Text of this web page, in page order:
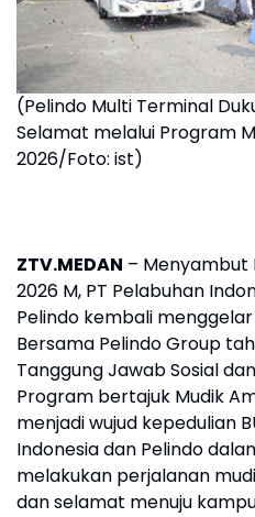
(Pelindo Multi Terminal
Selamat melalui Program
2026/Foto: ist)
ZTV.MEDAN – Menyambut
2026 M, PT Pelabuhan
Pelindo kembali
Bersama Pelindo Group
Tanggung Jawab Sosial
Program bertajuk Mudik
menjadi wujud kepedulian
Indonesia dan Pelindo
melakukan perjalanan
dan selamat menuju